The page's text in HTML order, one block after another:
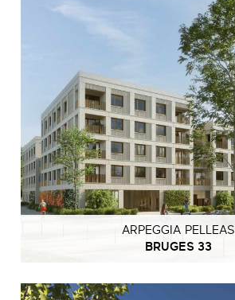
ARPEGGIA PELLEAS
BRUGES 33